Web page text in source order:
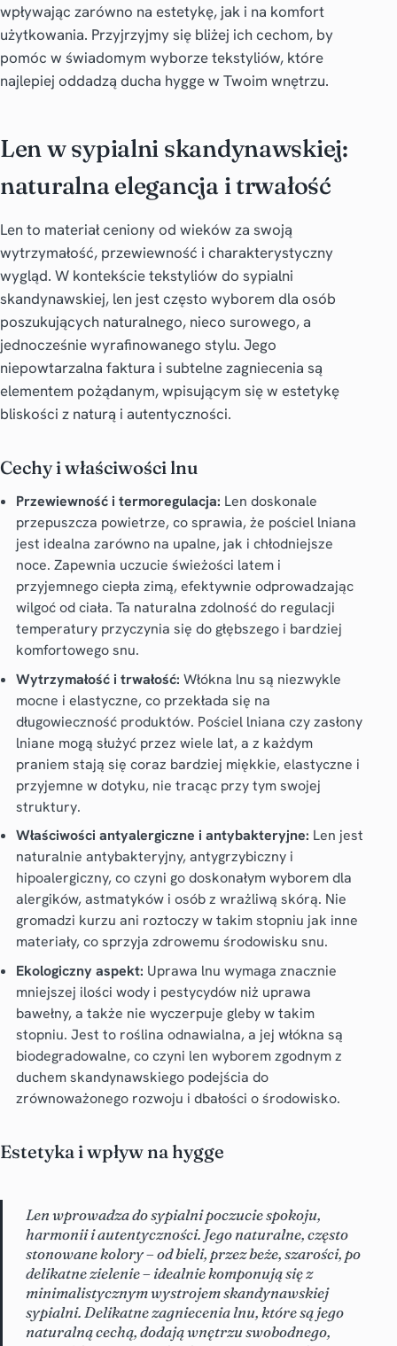
wpływając zarówno na estetykę, jak i na komfort
użytkowania. Przyjrzyjmy się bliżej ich cechom, by
pomóc w świadomym wyborze tekstyliów, które
najlepiej oddadzą ducha hygge w Twoim wnętrzu.
Len w sypialni skandynawskiej:
naturalna elegancja i trwałość
Len to materiał ceniony od wieków za swoją
wytrzymałość, przewiewność i charakterystyczny
wygląd. W kontekście tekstyliów do sypialni
skandynawskiej, len jest często wyborem dla osób
poszukujących naturalnego, nieco surowego, a
jednocześnie wyrafinowanego stylu. Jego
niepowtarzalna faktura i subtelne zagniecenia są
elementem pożądanym, wpisującym się w estetykę
bliskości z naturą i autentyczności.
Cechy i właściwości lnu
Przewiewność i termoregulacja: Len doskonale
przepuszcza powietrze, co sprawia, że pościel lniana
jest idealna zarówno na upalne, jak i chłodniejsze
noce. Zapewnia uczucie świeżości latem i
przyjemnego ciepła zimą, efektywnie odprowadzając
wilgoć od ciała. Ta naturalna zdolność do regulacji
temperatury przyczynia się do głębszego i bardziej
komfortowego snu.
Wytrzymałość i trwałość: Włókna lnu są niezwykle
mocne i elastyczne, co przekłada się na
długowieczność produktów. Pościel lniana czy zasłony
lniane mogą służyć przez wiele lat, a z każdym
praniem stają się coraz bardziej miękkie, elastyczne i
przyjemne w dotyku, nie tracąc przy tym swojej
struktury.
Właściwości antyalergiczne i antybakteryjne: Len jest
naturalnie antybakteryjny, antygrzybiczny i
hipoalergiczny, co czyni go doskonałym wyborem dla
alergików, astmatyków i osób z wrażliwą skórą. Nie
gromadzi kurzu ani roztoczy w takim stopniu jak inne
materiały, co sprzyja zdrowemu środowisku snu.
Ekologiczny aspekt: Uprawa lnu wymaga znacznie
mniejszej ilości wody i pestycydów niż uprawa
bawełny, a także nie wyczerpuje gleby w takim
stopniu. Jest to roślina odnawialna, a jej włókna są
biodegradowalne, co czyni len wyborem zgodnym z
duchem skandynawskiego podejścia do
zrównoważonego rozwoju i dbałości o środowisko.
Estetyka i wpływ na hygge
Len wprowadza do sypialni poczucie spokoju,
harmonii i autentyczności. Jego naturalne, często
stonowane kolory – od bieli, przez beże, szarości, po
delikatne zielenie – idealnie komponują się z
minimalistycznym wystrojem skandynawskiej
sypialni. Delikatne zagniecenia lnu, które są jego
naturalną cechą, dodają wnętrzu swobodnego,